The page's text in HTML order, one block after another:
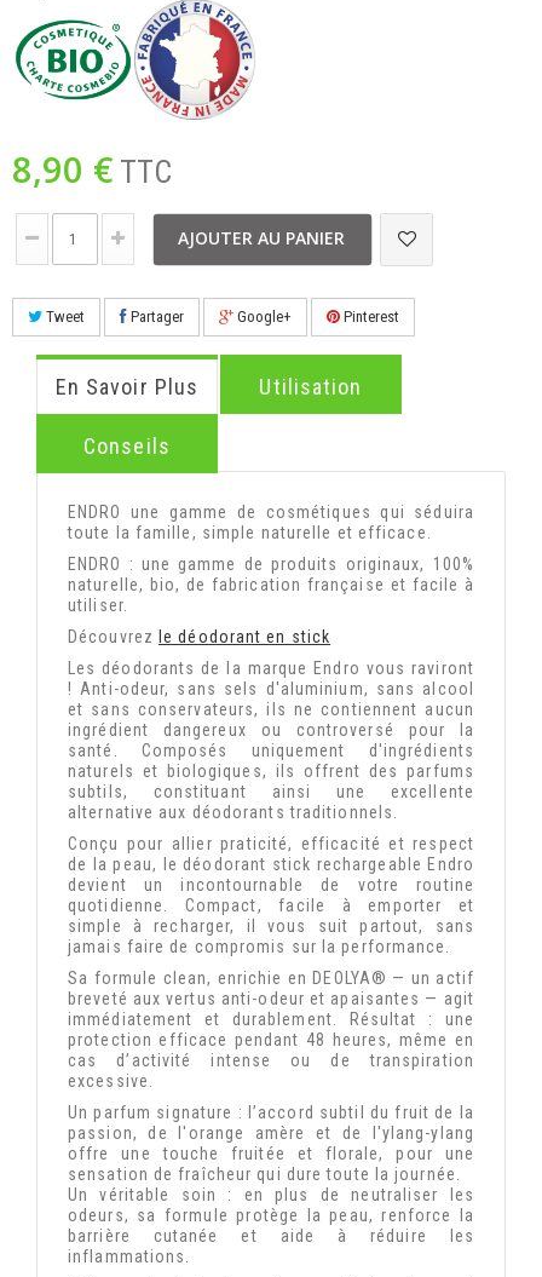
8,90 € TTC
AJOUTER AU PANIER
Tweet Partager Google+ Pinterest
En Savoir Plus Utilisation
Conseils
ENDRO une gamme de cosmétiques qui séduira
toute la famille, simple naturelle et efficace.
ENDRO : une gamme de produits originaux, 100%
naturelle, bio, de fabrication française et facile à
utiliser.
Découvrez
le déodorant en stick
Les déodorants de la marque Endro vous raviront
! Anti-odeur, sans sels d'aluminium, sans alcool
et sans conservateurs, ils ne contiennent aucun
ingrédient dangereux ou controversé pour la
santé. Composés uniquement d'ingrédients
naturels et biologiques, ils offrent des parfums
subtils, constituant ainsi une excellente
alternative aux déodorants traditionnels.
Conçu pour allier praticité, efficacité et respect
de la peau, le déodorant stick rechargeable Endro
devient un incontournable de votre routine
quotidienne. Compact, facile à emporter et
simple à recharger, il vous suit partout, sans
jamais faire de compromis sur la performance.
Sa formule clean, enrichie en DEOLYA® — un actif
breveté aux vertus anti-odeur et apaisantes — agit
immédiatement et durablement. Résultat : une
protection efficace pendant 48 heures, même en
cas d’activité intense ou de transpiration
excessive.
Un parfum signature : l’accord subtil du fruit de la
passion, de l'orange amère et de l'ylang-ylang
offre une touche fruitée et florale, pour une
sensation de fraîcheur qui dure toute la journée.
Un véritable soin : en plus de neutraliser les
odeurs, sa formule protège la peau, renforce la
barrière cutanée et aide à réduire les
inflammations.